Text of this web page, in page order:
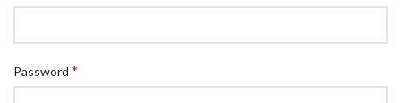
Password *